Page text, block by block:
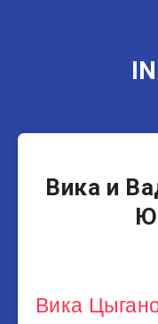
Вика и
Вика